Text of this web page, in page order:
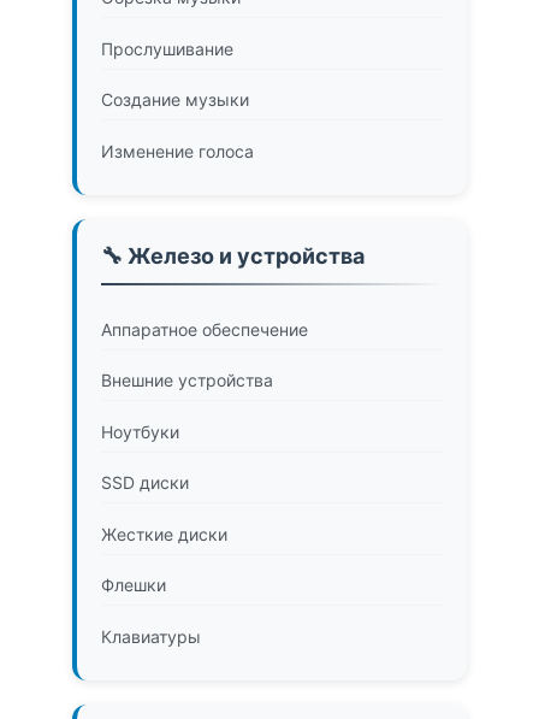
Прослушивание
Создание музыки
Изменение голоса
🔧 Железо и устройства
Аппаратное обеспечение
Внешние устройства
Ноутбуки
SSD диски
Жесткие диски
Флешки
Клавиатуры